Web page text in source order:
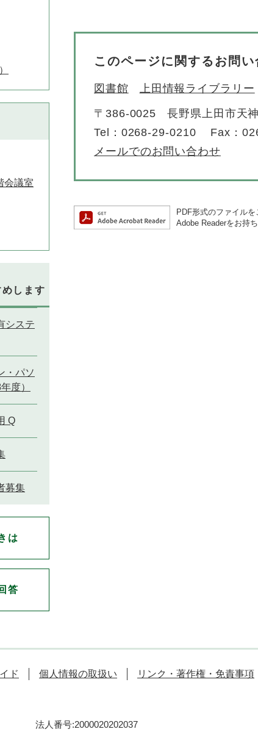
このページに関するお問
図書館 上田情報ライブラリー
〒386-0025
長野県上田市天
Tel：0268-29-0210
Fax：
メールでのお問い合わせ
PDF形式のファイル
Adobe Readerをお持
会議室
します
システ
・パソ
度）
Q
募集
は
答
ド 個人情報の取扱い リンク・著作権・免責事項
法人番号:2000020202037